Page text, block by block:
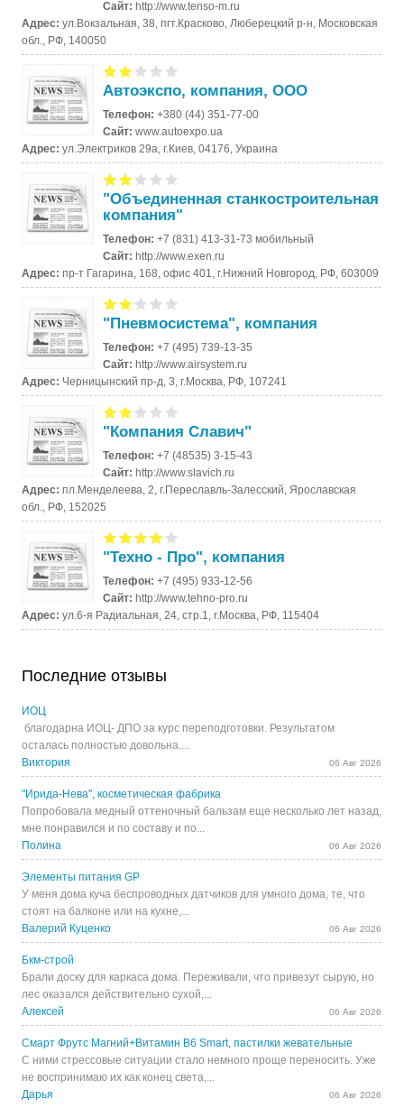
Сайт:http://www.tenso-m.ru
Адрес:ул.Вокзальная, 38, пгт.Красково, Люберецкий р-н, Московская
обл., РФ, 140050
Автоэкспо, компания, ООО
Телефон:+380 (44) 351-77-00
Сайт:www.autoexpo.ua
Адрес:ул.Электриков 29а, г.Киев, 04176, Украина
"Объединенная станкостроительная
компания"
Телефон:+7 (831) 413-31-73 мобильный
Сайт:http://www.exen.ru
Адрес:пр-т Гагарина, 168, офис 401, г.Нижний Новгород, РФ, 603009
"Пневмосистема", компания
Телефон:+7 (495) 739-13-35
Сайт:http://www.airsystem.ru
Адрес: Черницынский пр-д, 3, г.Москва, РФ, 107241
"Компания Славич"
Телефон:+7 (48535) 3-15-43
Сайт:http://www.slavich.ru
Адрес:пл.Менделеева, 2, г.Переславль-Залесский, Ярославская
обл., РФ, 152025
"Техно - Про", компания
Телефон:+7 (495) 933-12-56
Сайт:http://www.tehno-pro.ru
Адрес:ул.6-я Радиальная, 24, стр.1, г.Москва, РФ, 115404
Последние отзывы
ИОЦ
благодарна ИОЦ- ДПО за курс переподготовки. Результатом
осталась полностью довольна....
Виктория
06 Авг 2026
"Ирида-Нева", косметическая фабрика
Попробовала медный оттеночный бальзам еще несколько лет назад,
мне понравился и по составу и по...
Полина
06 Авг 2026
Элементы питания GP
У меня дома куча беспроводных датчиков для умного дома, те, что
стоят на балконе или на кухне,...
Валерий Куценко
06 Авг 2026
Бкм-строй
Брали доску для каркаса дома. Переживали, что привезут сырую, но
лес оказался действительно сухой,...
Алексей
06 Авг 2026
Смарт Фрутс Магний+Витамин В6 Smart, пастилки жевательные
С ними стрессовые ситуации стало немного проще переносить. Уже
не воспринимаю их как конец света,...
Дарья
06 Авг 2026